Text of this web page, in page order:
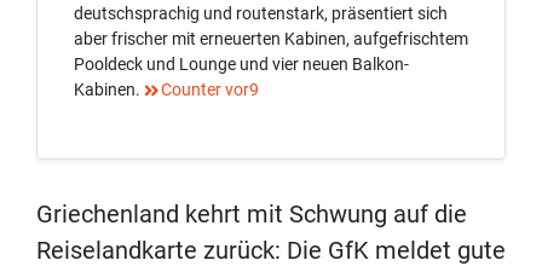
deutschsprachig und routenstark, präsentiert sich
aber frischer mit erneuerten Kabinen, aufgefrischtem
Pooldeck und Lounge und vier neuen Balkon-
Kabinen.
Counter vor9
Griechenland kehrt mit Schwung auf die
Reiselandkarte zurück: Die GfK meldet gute